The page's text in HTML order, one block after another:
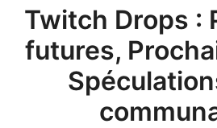
Twitch Drops :
futures,